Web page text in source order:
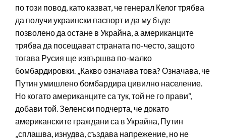
по този повод, като казват, че генерал Келог трябва
да получи украински паспорт и да му бъде
позволено да остане в Украйна, а американците
трябва да посещават страната по-често, защото
тогава Русия ще извършва по-малко
бомбардировки. „Какво означава това? Означава, че
Путин умишлено бомбардира цивилно население.
Но когато американците са тук, той не го прави“,
добави той. Зеленски подчерта, че докато
американските граждани са в Украйна, Путин
„сплашва, изнудва, създава напрежение, но не